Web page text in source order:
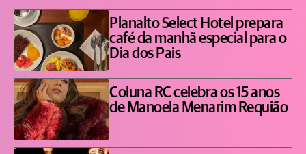
Planalto Select Hotel prepara
café da manhã especial para o
Dia dos Pais
Coluna RC celebra os 15 anos
de Manoela Menarim Requião